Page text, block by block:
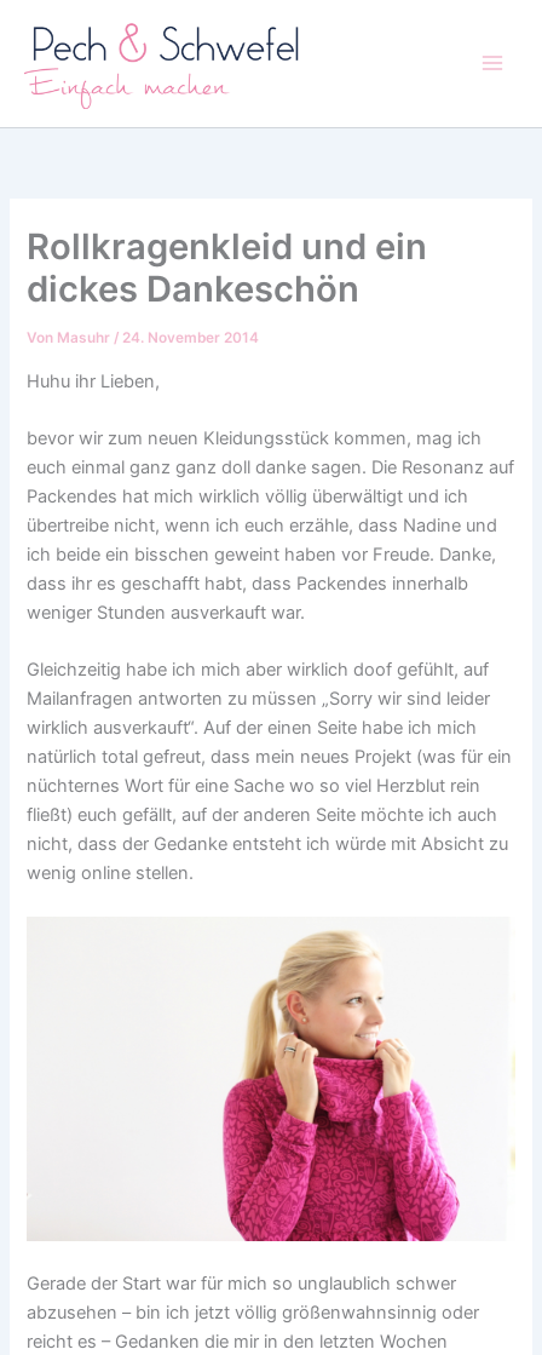
Inhalt
springen
Rollkragenkleid und ein
dickes Dankeschön
Von Masuhr / 24. November 2014
Huhu ihr Lieben,
bevor wir zum neuen Kleidungsstück kommen, mag ich
euch einmal ganz ganz doll danke sagen. Die Resonanz auf
Packendes hat mich wirklich völlig überwältigt und ich
übertreibe nicht, wenn ich euch erzähle, dass Nadine und
ich beide ein bisschen geweint haben vor Freude. Danke,
dass ihr es geschafft habt, dass Packendes innerhalb
weniger Stunden ausverkauft war.
Gleichzeitig habe ich mich aber wirklich doof gefühlt, auf
Mailanfragen antworten zu müssen „Sorry wir sind leider
wirklich ausverkauft“. Auf der einen Seite habe ich mich
natürlich total gefreut, dass mein neues Projekt (was für ein
nüchternes Wort für eine Sache wo so viel Herzblut rein
fließt) euch gefällt, auf der anderen Seite möchte ich auch
nicht, dass der Gedanke entsteht ich würde mit Absicht zu
wenig online stellen.
Gerade der Start war für mich so unglaublich schwer
abzusehen – bin ich jetzt völlig größenwahnsinnig oder
reicht es – Gedanken die mir in den letzten Wochen